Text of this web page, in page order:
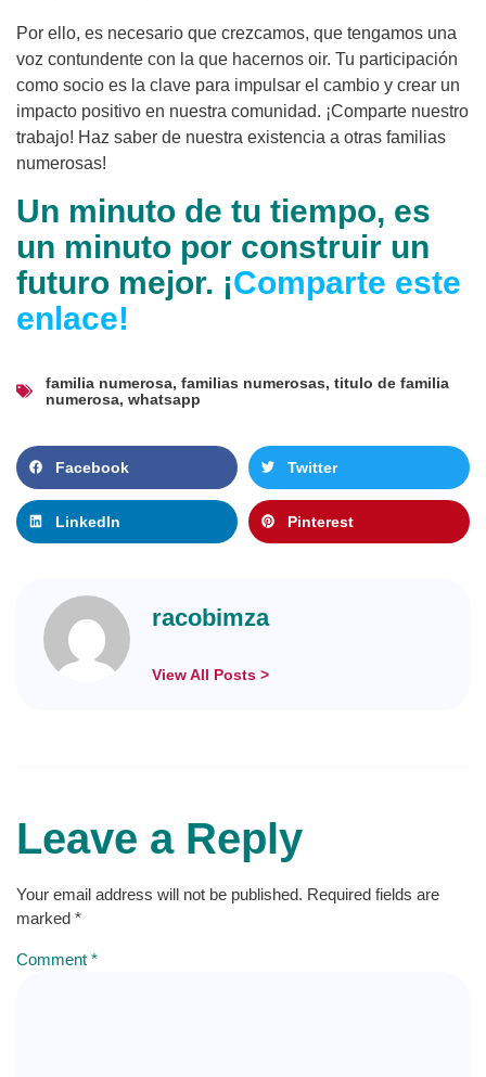
Por ello, es necesario que crezcamos, que tengamos una
voz contundente con la que hacernos oir. Tu participación
como socio es la clave para impulsar el cambio y crear un
impacto positivo en nuestra comunidad. ¡Comparte nuestro
trabajo! Haz saber de nuestra existencia a otras familias
numerosas!
Un minuto de tu tiempo, es
un minuto por construir un
futuro mejor. ¡Comparte este
enlace!
familia numerosa, familias numerosas, titulo de familia
numerosa, whatsapp
Facebook Twitter
LinkedIn Pinterest
racobimza
View All Posts >
Leave a Reply
Your email address will not be published. Required fields are
marked *
Comment *